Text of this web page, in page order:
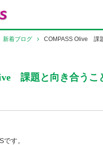
新着ブログ
COMPASS Olive 課
課題と向き合うこ
す。